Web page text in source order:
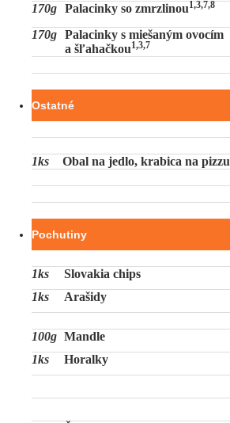
170g Palacinky so zmrzlinou1,3,7,8
170g Palacinky s miešaným ovocím
a šľahačkou1,3,7
Ostatné
1ks Obal na jedlo, krabica na pizzu
Pochutiny
1ks Slovakia chips
1ks
Arašidy
100g Mandle
1ks
Horalky